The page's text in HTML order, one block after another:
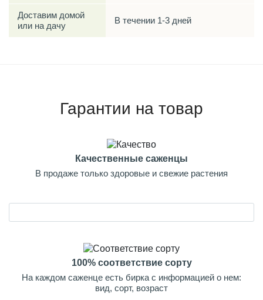
Доставим домой
или на дачу
В течении 1-3 дней
Гарантии на товар
Качественные саженцы
В продаже только здоровые и свежие растения
100% соответствие сорту
На каждом саженце есть бирка с информацией о нем:
вид, сорт, возраст